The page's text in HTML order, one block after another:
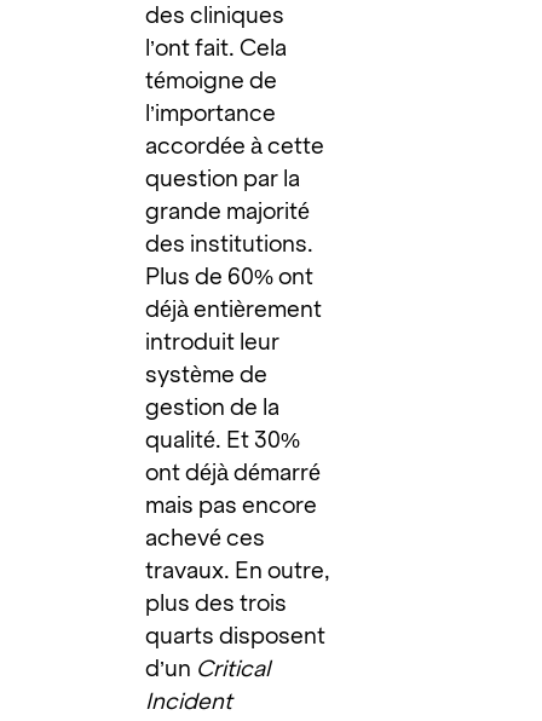
des cliniques
l’ont fait. Cela
témoigne de
l’importance
accordée à cette
question par la
grande majorité
des institutions.
Plus de 60% ont
déjà entièrement
introduit leur
système de
gestion de la
qualité. Et 30%
ont déjà démarré
mais pas encore
achevé ces
travaux. En outre,
plus des trois
quarts disposent
d’un Critical
Incident